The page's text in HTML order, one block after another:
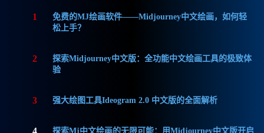
1
免费的MJ绘画软件——Midjourney中文绘画，如何轻
松上手？
2
探索Midjourney中文版：全功能中文绘画工具的极致体
验
3 强大绘图工具Ideogram 2.0 中文版的全面解析
4 探索Mj中文绘画的无限可能：用Midjourney中文版开启